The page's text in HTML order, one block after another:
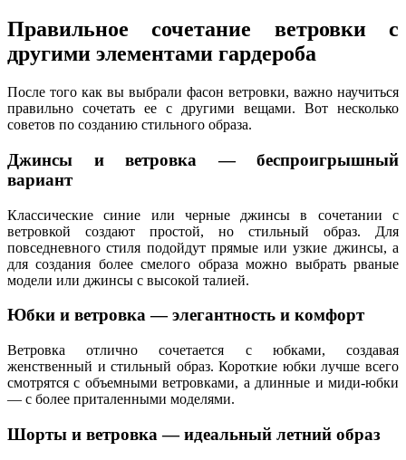
Правильное сочетание ветровки с
другими элементами гардероба
После того как вы выбрали фасон ветровки, важно научиться
правильно сочетать ее с другими вещами. Вот несколько
советов по созданию стильного образа.
Джинсы и ветровка — беспроигрышный
вариант
Классические синие или черные джинсы в сочетании с
ветровкой создают простой, но стильный образ. Для
повседневного стиля подойдут прямые или узкие джинсы, а
для создания более смелого образа можно выбрать рваные
модели или джинсы с высокой талией.
Юбки и ветровка — элегантность и комфорт
Ветровка отлично сочетается с юбками, создавая
женственный и стильный образ. Короткие юбки лучше всего
смотрятся с объемными ветровками, а длинные и миди-юбки
— с более приталенными моделями.
Шорты и ветровка — идеальный летний образ